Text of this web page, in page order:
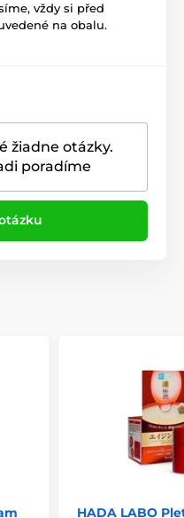
vždy si před
na obalu.
žiadne otázky.
poradíme
HADA LABO